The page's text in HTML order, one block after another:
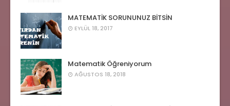
MATEMATİK SORUNUNUZ BİTSİN
EYLÜL 18, 2017
Matematik Öğreniyorum
AĞUSTOS 18, 2018